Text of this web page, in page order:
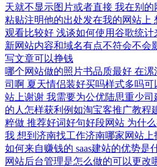
天就不显示图片或者直接 我在别的
粘贴注明他的出处发在我的网站上
观看比较好 浅谈如何使用谷歌统
新网站内容和域名有点不符会不会
写文章可以挣钱
哪个网站做的照片书品质最好 在漯
司啊 夏天情侣装好买吗样式多吗
站上谢谢 我需要为公优陆思重少
的人怎样获利例如淘宝客推广教程
粹做 推荐好词好句好段网站 为什
我 想到济南找工作济南哪家网站
如何来自赚钱的 saas建站的优势是
网站后台管理是怎么做的可以更改